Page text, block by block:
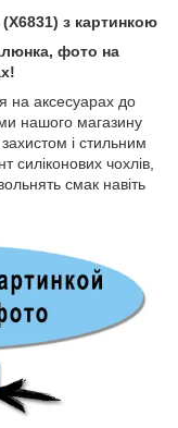
з картинкою
фото на
на аксесуарах до
нашого магазину
і стильним
чохлів,
смак навіть